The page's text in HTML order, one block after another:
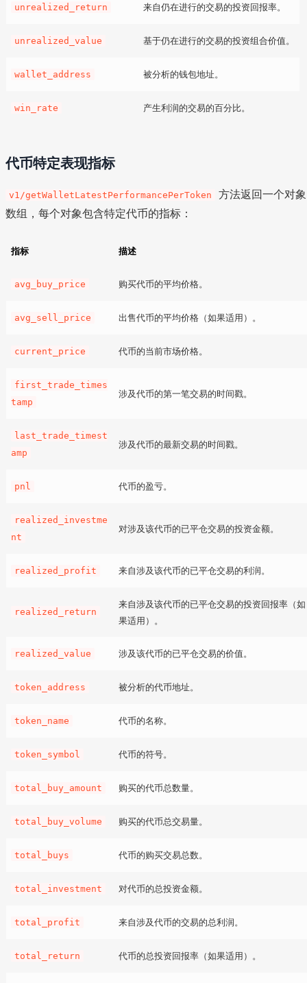
unrealized_return 来自仍在进行的交易的投资回报率。
unrealized_value 基于仍在进行的交易的投资组合价值。
wallet_address 被分析的钱包地址。
win_rate 产生利润的交易的百分比。
代币特定表现指标
v1/getWalletLatestPerformancePerToken
方法返回一个对象
数组，每个对象包含特定代币的指标：
指标 描述
avg_buy_price 购买代币的平均价格。
avg_sell_price 出售代币的平均价格（如果适用）。
current_price 代币的当前市场价格。
first_trade_times
tamp
涉及代币的第一笔交易的时间戳。
last_trade_timest
amp
涉及代币的最新交易的时间戳。
pnl 代币的盈亏。
realized_investme
nt
对涉及该代币的已平仓交易的投资金额。
realized_profit 来自涉及该代币的已平仓交易的利润。
realized_return
来自涉及该代币的已平仓交易的投资回报率（如
果适用）。
realized_value 涉及该代币的已平仓交易的价值。
token_address 被分析的代币地址。
token_name 代币的名称。
token_symbol 代币的符号。
total_buy_amount 购买的代币总数量。
total_buy_volume 购买的代币总交易量。
total_buys 代币的购买交易总数。
total_investment 对代币的总投资金额。
total_profit 来自涉及代币的交易的总利润。
total_return 代币的总投资回报率（如果适用）。